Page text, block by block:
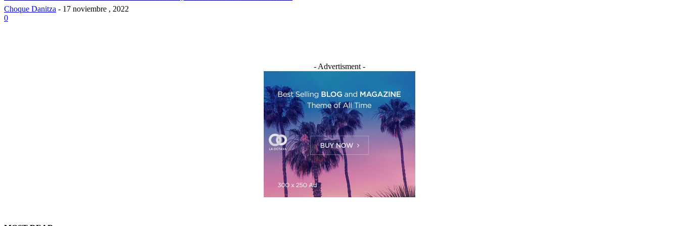
Choque Danitza - 17 noviembre , 2022
0
- Advertisment -